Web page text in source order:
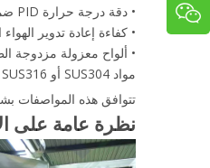
• دقة درجة حرارة PID ضمن ±1 درجة مئوية
• كفاءة إعادة تدوير الهواء
• ألواح معزولة مزدوجة الطبقة
مواد SUS304 أو SUS316
تتوافق هذه المواصفات
نظرة عامة على